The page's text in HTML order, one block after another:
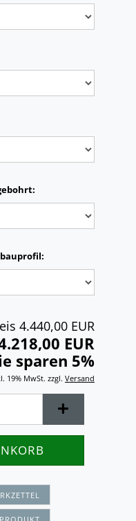
4.440,00 EUR
EUR
sparen 5%
19% MwSt. zzgl. Versand